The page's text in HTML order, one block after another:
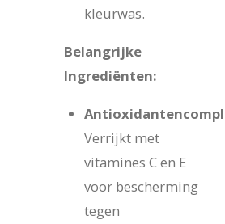
kleurwas.
Belangrijke
Ingrediënten:
Verrijkt met
vitamines C en E
voor bescherming
tegen